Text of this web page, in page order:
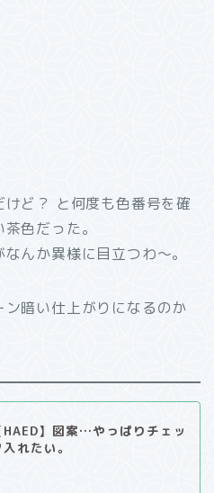
ど？ と何度も色番号を確
色だった。
んか異様に目立つわ～。
暗い仕上がりになるのか
HAED】図案…やっぱりチェッ
入れたい。